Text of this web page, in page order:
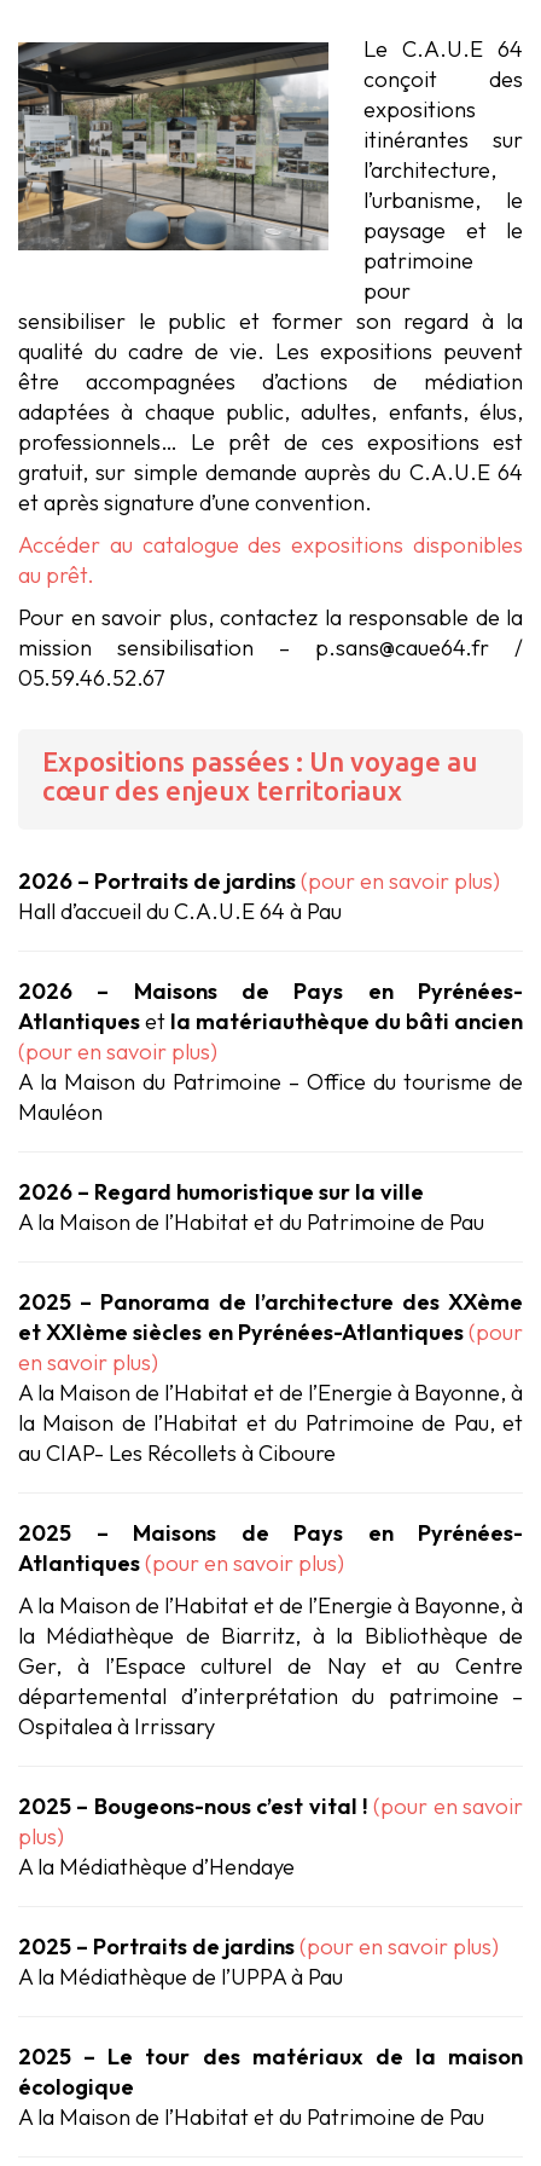
Le C.A.U.E 64
conçoit des
expositions
itinérantes sur
l’architecture,
l’urbanisme, le
paysage et le
patrimoine
pour
sensibiliser le public et former son regard à la
qualité du cadre de vie. Les expositions peuvent
être accompagnées d’actions de médiation
adaptées à chaque public, adultes, enfants, élus,
professionnels… Le prêt de ces expositions est
gratuit, sur simple demande auprès du C.A.U.E 64
et après signature d’une convention.
Accéder au catalogue des expositions disponibles
au prêt.
Pour en savoir plus, contactez la responsable de la
mission sensibilisation – p.sans@caue64.fr /
05.59.46.52.67
Expositions passées : Un voyage au
cœur des enjeux territoriaux
2026 – Portraits de jardins(pour en savoir plus)
Hall d’accueil du C.A.U.E 64 à Pau
2026 – Maisons de Pays en Pyrénées-
Atlantiqueset la matériauthèque du bâti ancien
(pour en savoir plus)
A la Maison du Patrimoine – Office du tourisme de
Mauléon
2026 – Regard humoristique sur la ville
A la Maison de l’Habitat et du Patrimoine de Pau
2025 – Panorama de l’architecture des XXème
et XXIème siècles en Pyrénées-Atlantiques(pour
en savoir plus)
A la Maison de l’Habitat et de l’Energie à Bayonne, à
la Maison de l’Habitat et du Patrimoine de Pau, et
au CIAP- Les Récollets à Ciboure
2025 – Maisons de Pays en Pyrénées-
Atlantiques(pour en savoir plus)
A la Maison de l’Habitat et de l’Energie à Bayonne, à
la Médiathèque de Biarritz, à la Bibliothèque de
Ger, à l’Espace culturel de Nay et au Centre
départemental d’interprétation du patrimoine –
Ospitalea à Irrissary
2025 – Bougeons-nous c’est vital !(pour en savoir
plus)
A la Médiathèque d’Hendaye
2025 – Portraits de jardins(pour en savoir plus)
A la Médiathèque de l’UPPA à Pau
2025 – Le tour des matériaux de la maison
écologique
A la Maison de l’Habitat et du Patrimoine de Pau